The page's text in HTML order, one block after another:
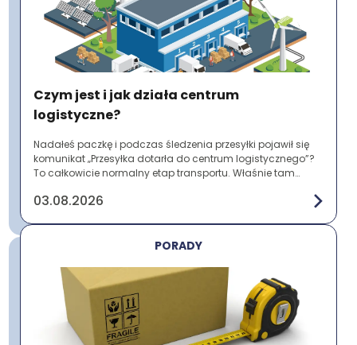
Czym jest i jak działa centrum
logistyczne?
Nadałeś paczkę i podczas śledzenia przesyłki pojawił się
komunikat „Przesyłka dotarła do centrum logistycznego”?
To całkowicie normalny etap transportu. Właśnie tam
03.08.2026
PORADY